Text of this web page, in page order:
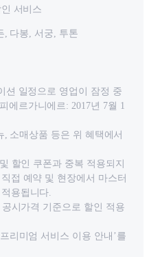
서비스
, 다봉, 서궁, 투톤
션 일정으로 영업이 잠정 중
에르가니에르: 2017년 7월 1
소매상품 등은 위 혜택에서
할인 쿠폰과 중복 적용되지
접 예약 및 현장에서 마스터
용됩니다.
시가격 기준으로 할인 적용
리미엄 서비스 이용 안내’를